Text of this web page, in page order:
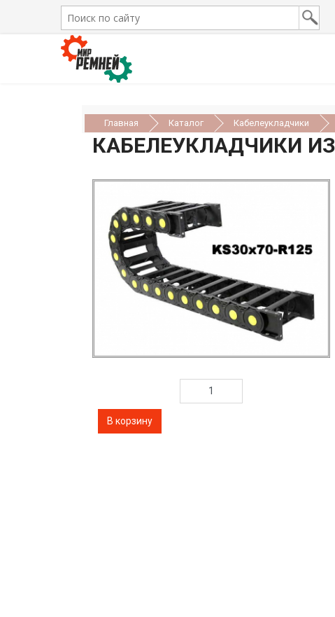
Главная Каталог Кабелеукладчики
КАБЕЛЕУКЛАДЧИКИ ИЗ